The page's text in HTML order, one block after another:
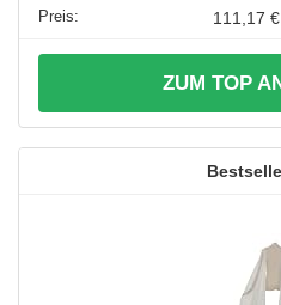
111,17 €
ZUM TOP